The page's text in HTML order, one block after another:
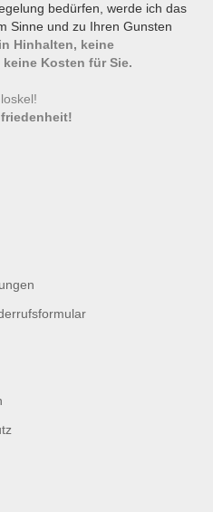
bedürfen, werde ich das
Sinne und zu Ihren Gunsten
Hinhalten, keine
Kosten für Sie.